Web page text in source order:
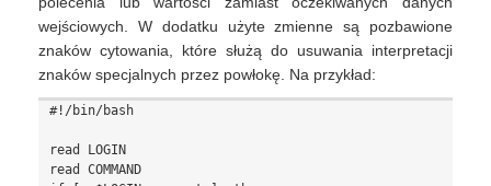
wejściowych. W dodatku użyte zmienne są pozbawione
znaków cytowania, które służą do usuwania interpretacji
znaków specjalnych przez powłokę. Na przykład:
#!/bin/bash
read LOGIN
read COMMAND